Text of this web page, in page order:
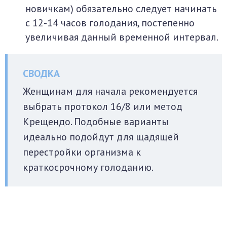
новичкам) обязательно следует начинать
с 12-14 часов голодания, постепенно
увеличивая данный временной интервал.
Женщинам для начала рекомендуется
выбрать протокол 16/8 или метод
Крещендо. Подобные варианты
идеально подойдут для щадящей
перестройки организма к
краткосрочному голоданию.